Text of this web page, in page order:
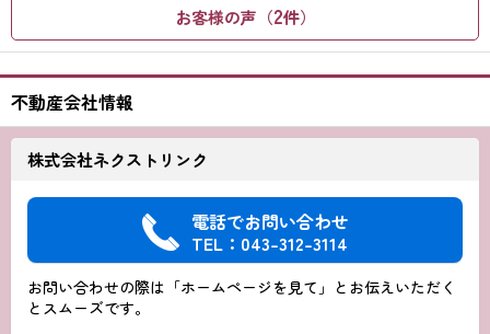
お客様の声（2件）
不動産会社情報
株式会社ネクストリンク
電話でお問い合わせ
TEL：043-312-3114
お問い合わせの際は「ホームページを見て」とお伝えいただく
とスムーズです。